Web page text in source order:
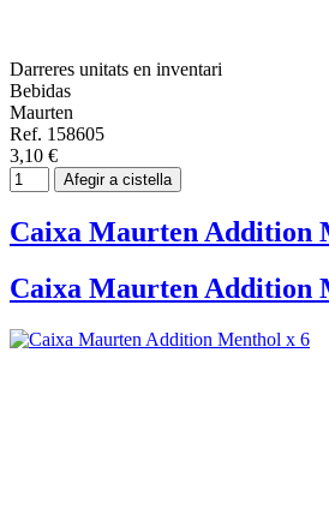
Darreres unitats en inventari
Bebidas
Maurten
Ref. 158605
3,10 €
Afegir a cistella
Caixa Maurten Addition
Caixa Maurten Addition